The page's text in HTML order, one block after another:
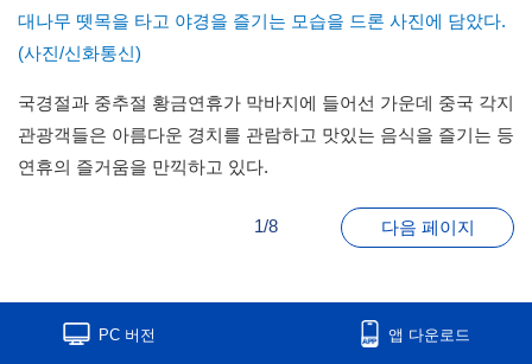
대나무 뗏목을 타고 야경을 즐기는 모습을 드론 사진에 담았다.
(사진/신화통신)
국경절과 중추절 황금연휴가 막바지에 들어선 가운데 중국 각지
관광객들은 아름다운 경치를 관람하고 맛있는 음식을 즐기는 등
연휴의 즐거움을 만끽하고 있다.
1/8 다음 페이지
PC 버전 앱 다운로드